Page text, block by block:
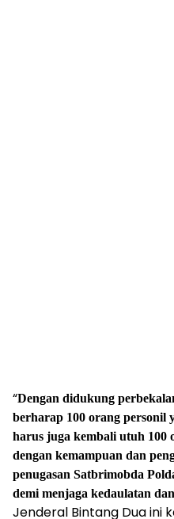
“Dengan didukung
berharap 100 orang personil
harus juga kembali utuh 100
dengan kemampuan dan
penugasan Satbrimobda
demi menjaga kedaulatan
Jenderal Bintang Dua ini